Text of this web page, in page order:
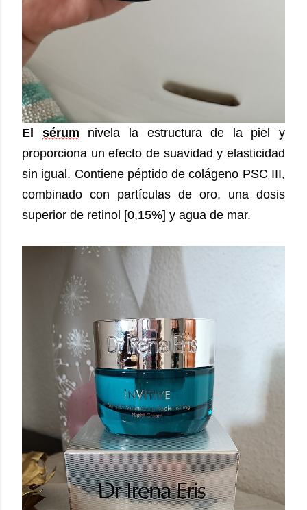
El sérum nivela la estructura de la piel y
proporciona un efecto de suavidad y elasticidad
sin igual. Contiene péptido de colágeno PSC III,
combinado con partículas de oro, una dosis
superior de retinol [0,15%] y agua de mar.